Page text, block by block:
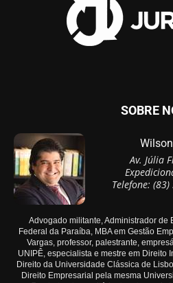
SOBRE
Av. Júlia
Telefone:
Advogado militante, Administrador de
Federal da Paraíba, MBA em Gestão
Vargas, professor, palestrante,
UNIPÊ, especialista e mestre em Direito
Direito da Universidade Clássica de
Direito Empresarial pela mesma